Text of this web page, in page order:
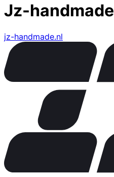
Jz-handmade
jz-handmade.nl